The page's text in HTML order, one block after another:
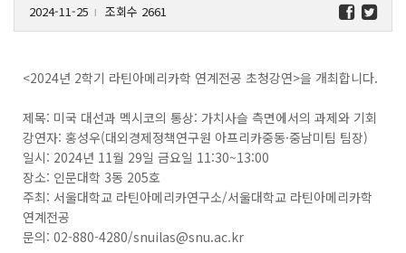
2024-11-25 l 조회수 2661
<2024년 2학기 라틴아메리카학 연계전공 초청강연>을 개최합니다.
제목: 미국 대선과 멕시코의 통상: 가치사슬 측면에서의 과제와 기회
강연자: 홍성우(대외경제정책연구원 아프리카중동·중남미팀 팀장)
일시: 2024년 11월 29일 금요일 11:30~13:00
장소: 인문대학 3동 205호
주최: 서울대학교 라틴아메리카연구소/서울대학교 라틴아메리카학
연계전공
문의: 02-880-4280/snuilas@snu.ac.kr